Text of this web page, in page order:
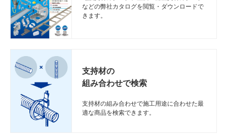
などの弊社カタログを閲覧・ダウンロードで
きます。
支持材の
組み合わせで検索
支持材の組み合わせで施工用途に合わせた最
適な商品を検索できます。